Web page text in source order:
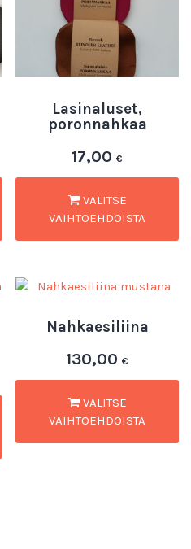
Lasinaluset,
poronnahkaa
17,00€
VALITSE
VAIHTOEHDOISTA
Nahkaesiliina
130,00€
VALITSE
VAIHTOEHDOISTA